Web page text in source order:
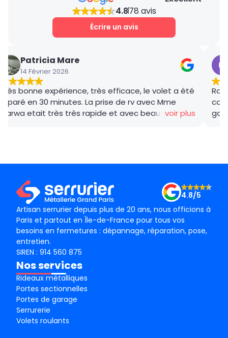
4.878 avis
Écrire un avis
Patricia Mare
14 Février 2026
Très bonne expérience, très efficace, le volet a été
réparé en 30 minutes. La prise de rv avec Mme
Marwa etait très très rapide et avec beaucoup de
voir plus
Artisan serrurier depuis plus de 20 ans, nous officions à
Paris et partout en Île-de-France pour tous vos
besoins en fermetures : dépannage, réparation, pose,
entretien.
4.8/5
SIREN : 914 560 875
Nos services
Rideaux métalliques
Portes sectionnelles
Portes de garage
Serrurerie
Volets roulants